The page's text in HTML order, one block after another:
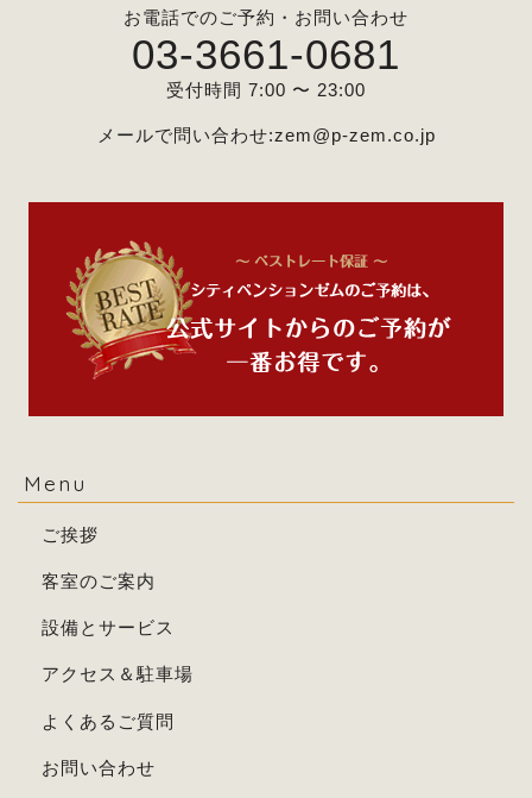
お電話でのご予約・お問い合わせ
03-3661-0681
受付時間 7:00 〜 23:00
メールで問い合わせ:zem@p-zem.co.jp
Menu
ご挨拶
客室のご案内
設備とサービス
アクセス＆駐車場
よくあるご質問
お問い合わせ